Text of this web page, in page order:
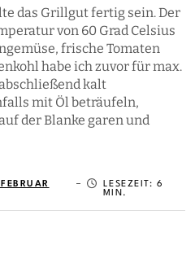
das Grillgut fertig sein. Der
von 60 Grad Celsius
frische Tomaten
habe ich zuvor für max.
kalt
mit Öl beträufeln,
der Blanke garen und
LESEZEIT: 6
MIN.